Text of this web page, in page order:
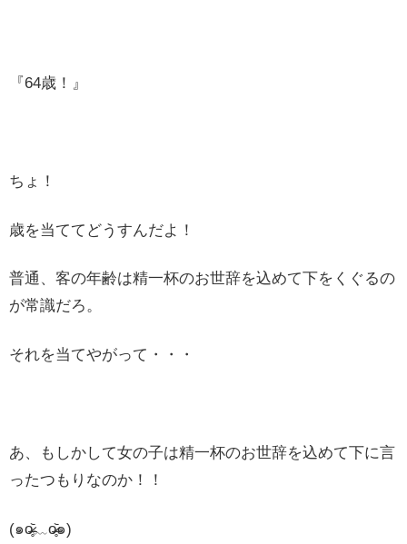
『64歳！』
ちょ！
歳を当ててどうすんだよ！
普通、客の年齢は精一杯のお世辞を込めて下をくぐるの
が常識だろ。
それを当てやがって・・・
あ、もしかして女の子は精一杯のお世辞を込めて下に言
ったつもりなのか！！
(๑o̴̶̷̥᷅﹏o̴̶̷̥᷅๑)